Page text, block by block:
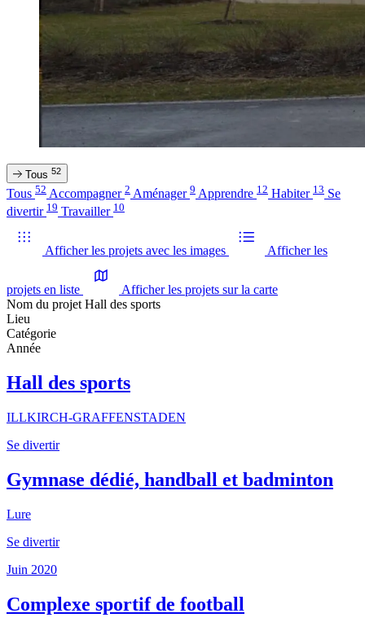
Tous 52
Tous 52 Accompagner 2 Aménager 9 Apprendre 12 Habiter 13 Se
divertir 19 Travailler 10
Afficher les projets avec les images Afficher les
projets en liste
Afficher les projets sur la carte
Nom du projetHall des sports
Lieu
Catégorie
Année
Hall des sports
ILLKIRCH-GRAFFENSTADEN
Se divertir
Gymnase dédié, handball et badminton
Lure
Se divertir
Juin 2020
Complexe sportif de football